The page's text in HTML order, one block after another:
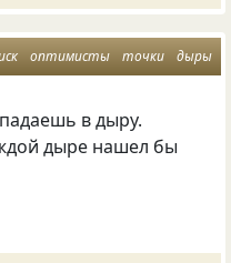
оптимисты точки дыры
в дыру.
дыре нашел бы